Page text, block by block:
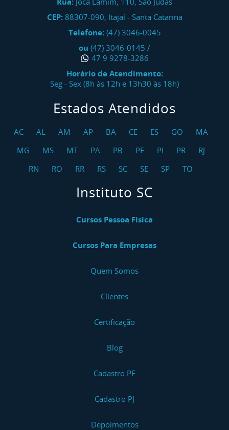
CEP: 88307-090, Itajaí- Santa Catarina
Telefone: (47) 3046-0045
ou (47) 3046-0145 /
47 9 9278-3286
Horário de Atendimento:
Seg - Sex (8h às 12h e 13h30 às 18h)
Estados Atendidos
AC AL AM AP BA CE ES GO
MA
MG
MS MT PA PB PE PI PR
RJ
RN
RO RR RS SC SE SP TO
Instituto SC
Cursos Pessoa Física
Cursos Para Empresas
Quem Somos
Clientes
Certificação
Blog
Cadastro PF
Cadastro PJ
Depoimentos